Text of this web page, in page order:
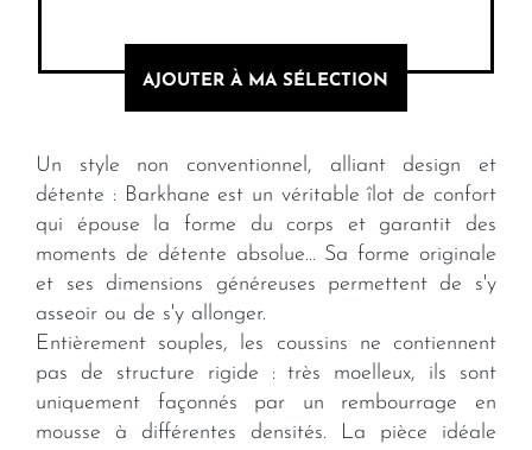
AJOUTER À MA SÉLECTION
Un style non conventionnel, alliant design et
détente : Barkhane est un véritable îlot de confort
qui épouse la forme du corps et garantit des
moments de détente absolue… Sa forme originale
et ses dimensions généreuses permettent de s'y
asseoir ou de s'y allonger.
Entièrement souples, les coussins ne contiennent
pas de structure rigide : très moelleux, ils sont
uniquement façonnés par un rembourrage en
mousse à différentes densités. La pièce idéale